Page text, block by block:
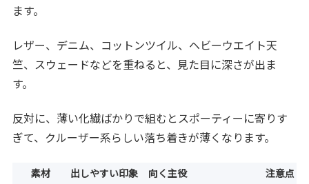
ます。
レザー、デニム、コットンツイル、ヘビーウエイト天
竺、スウェードなどを重ねると、見た目に深さが出ま
す。
反対に、薄い化繊ばかりで組むとスポーティーに寄りす
ぎて、クルーザー系らしい落ち着きが薄くなります。
素材 出しやすい印象 向く主役 注意点